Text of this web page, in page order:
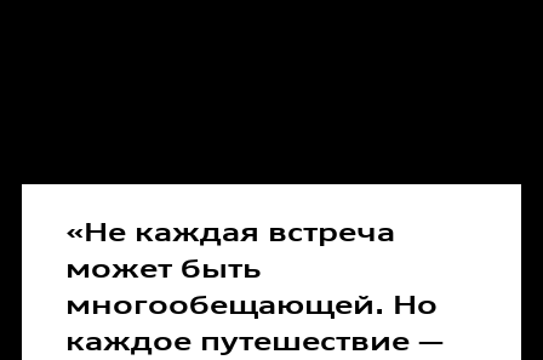
«Не каждая встреча
может быть
многообещающей. Но
каждое путешествие —